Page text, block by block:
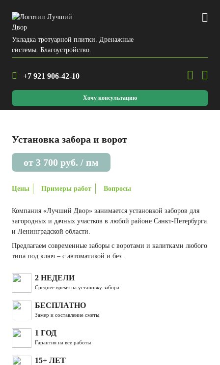
Укладка тротуарной плитки. Дренажные
системы. Благоустройство.
+7 921 906-42-10
Хочу консультацию
Установка забора и ворот
от 3 700 руб. / пм
Цены Примеры работ Вопросы
Компания «Лучший Двор» занимается установкой заборов для
загородных и дачных участков в любой районе Санкт-Петербурга
и Ленинградской области.
Предлагаем современные заборы с воротами и калитками любого
типа под ключ – с автоматикой и без.
2 НЕДЕЛИ
Среднее время на установку забора
БЕСПЛАТНО
Замер и составление сметы
1 ГОД
Гарантия на все работы
15+ ЛЕТ